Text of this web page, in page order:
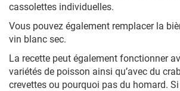
cassolettes individuelles.
Vous pouvez également remplacer la
vin blanc sec.
La recette peut également fonctionner
variétés de poisson ainsi qu’avec du
crevettes ou pourquoi pas du homard.